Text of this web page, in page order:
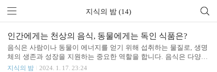
지식의 밤 (14)
인간에게는 천상의 음식, 동물에게는 독인 식품은?
음식은 사람이나 동물이 에너지를 얻기 위해 섭취하는 물질로, 생명
체의 생존과 성장을 지원하는 중요한 역할을 합니다. 음식은 다양한
영양소를 제공하며, 주로 단백질, 탄수화물, 지방, 비타민, 미네랄 등
지식의 밤 2024. 1. 17. 23:24